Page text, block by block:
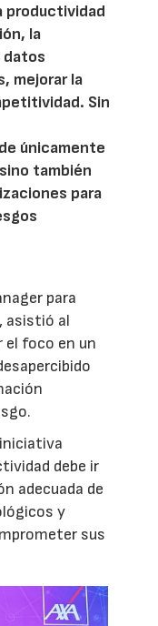
productividad
la
datos
mejorar la
Sin
únicamente
también
para
para
, asistió al
el foco en un
debe ir
adecuada de
y
sus